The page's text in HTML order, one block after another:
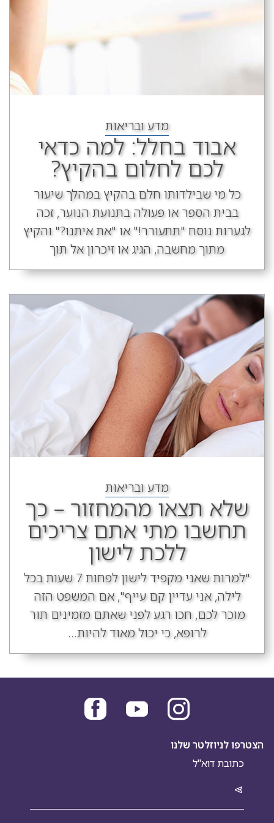
מדע ובריאות
אבוד בחלל: למה כדאי
לכם לחלום בהקיץ?
כל מי שבילדותו חלם בהקיץ במהלך שיעור
בבית הספר או פעולה בתנועת הנוער, זכה
לגערות נוסח "תתעורר!" או "את איתנו?" והקיץ
מתוך מחשבה, הגיג או זיכרון אל תוך
מדע ובריאות
שלא תצאו מהמחזור – כך
תחשבו מתי אתם צריכים
ללכת לישון
"למרות שאני מקפיד לישון לפחות 7 שעות בכל
לילה, אני עדיין קם עייף", אם המשפט הזה
מוכר לכם, חכו רגע לפני שאתם מזמינים תור
לרופא, כי יכול מאוד להיות...
הצטרפו לניוזלטר שלנו